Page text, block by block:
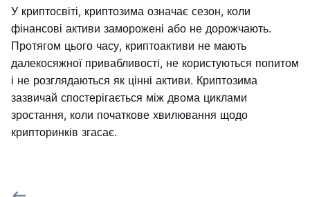
У криптосвіті, криптозима означає сезон, коли
фінансові активи заморожені або не дорожчають.
Протягом цього часу, криптоактиви не мають
далекосяжної привабливості, не користуються попитом
і не розглядаються як цінні активи. Криптозима
зазвичай спостерігається між двома циклами
зростання, коли початкове хвилювання щодо
крипторинків згасає.